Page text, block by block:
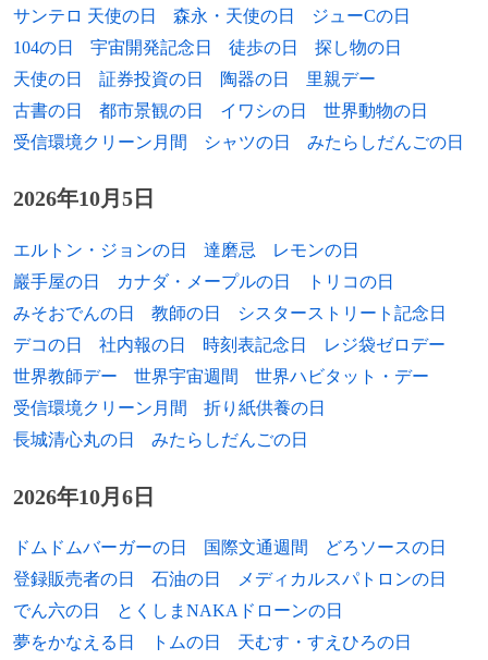
1970年 和田孝志、元プロ野球選手
1970年 ニール・ハルステッド、ミュージシャン
1971年 とよ田みのる、漫画家
1972年 戸塚貴久子、フリーアナウンサー
1972年 古今亭菊之丞、落語家
1973年 石田燿子、歌手
1973年 大島花子、歌手
1973年 サミ・ヒーピア、元サッカー選手、サッカ
1973年 ジーダ、元サッカー選手
1974年 里見哲朗、アニメーションプロデューサー
1974年 鈴木秀人、元サッカー選手
1974年 郷野聡寛、総合格闘家
三木鶏郎、作詞家（* 1914年）
1995年 平泉洸、歴史学者（* 1924年）
2004年 松原みき、歌手（* 1959年）
2005年 原笙子、舞楽家（* 1933年）
2006年
アンナ・ポリトコフスカヤ、ジャーナリス
2006年 嗣子鵬慶昌、大相撲力士（* 1955年）
2007年
阿部典史、オートバイロードレースレーサ
大沢啓二、元プロ野球選手、監督（* 1932
年）
2012年 谷間夢路、漫画家（* 1943年）
サンテロ 天使の日
森永・天使の日
ジューCの日
104の日
宇宙開発記念日 徒歩の日
探し物の日
天使の日
証券投資の日 陶器の日
里親デー
古書の日
都市景観の日 イワシの日
世界動物の日
受信環境クリーン月間
シャツの日 みたらしだんごの日
2026年10月5日
エルトン・ジョンの日 達磨忌
レモンの日
巖手屋の日
カナダ・メープルの日
トリコの日
みそおでんの日
教師の日
シスターストリート記念日
デコの日
社内報の日 時刻表記念日
レジ袋ゼロデー
世界教師デー
世界宇宙週間
世界ハビタット・デー
受信環境クリーン月間
折り紙供養の日
長城清心丸の日
みたらしだんごの日
2026年10月6日
ドムドムバーガーの日 国際文通週間
どろソースの日
登録販売者の日
石油の日
メディカルスパトロンの日
でん六の日
とくしまNAKAドローンの日
夢をかなえる日
トムの日
天むす・すえひろの日